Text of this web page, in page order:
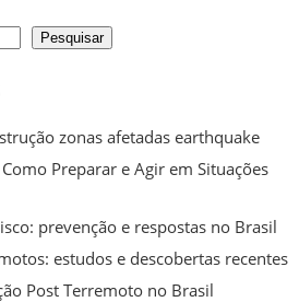
Pesquisar
zonas afetadas earthquake
Preparar e Agir em Situações
prevenção e respostas no Brasil
estudos e descobertas recentes
Post Terremoto no Brasil